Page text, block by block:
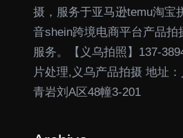
摄，服务于亚马逊temu淘宝
音shein跨境电商平台产品拍
服务。【义乌拍照】137-
片处理,义乌产品拍摄 地址
青岩刘A区48幢3-201